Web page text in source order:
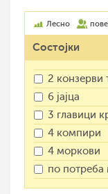
Лесно
Состојки
2 конзерви
6 јајца
3 главици
4 компири
4 моркови
по потреба